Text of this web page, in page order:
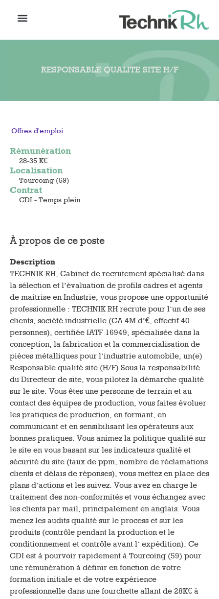
RESPONSABLE QUALITE SITE H/F
Offres d'emploi
Rémunération
28-35 K€
Localisation
Tourcoing (59)
Contrat
CDI - Temps plein
À propos de ce poste
Description
TECHNIK RH, Cabinet de recrutement spécialisé dans
la sélection et l’évaluation de profils cadres et agents
de maitrise en Industrie, vous propose une opportunité
professionnelle : TECHNIK RH recrute pour l’un de ses
clients, société industrielle (CA 4M d’€, effectif 40
personnes), certifiée IATF 16949, spécialisée dans la
conception, la fabrication et la commercialisation de
pièces métalliques pour l’industrie automobile, un(e)
Responsable qualité site (H/F) Sous la responsabilité
du Directeur de site, vous pilotez la démarche qualité
sur le site. Vous êtes une personne de terrain et au
contact des équipes de production, vous faites évoluer
les pratiques de production, en formant, en
communicant et en sensibilisant les opérateurs aux
bonnes pratiques. Vous animez la politique qualité sur
le site en vous basant sur les indicateurs qualité et
sécurité du site (taux de ppm, nombre de réclamations
clients et délais de réponses), vous mettez en place des
plans d’actions et les suivez. Vous avez en charge le
traitement des non-conformités et vous échangez avec
les clients par mail, principalement en anglais. Vous
menez les audits qualité sur le process et sur les
produits (contrôle pendant la production et le
conditionnement et contrôle avant l’ expédition). Ce
CDI est à pourvoir rapidement à Tourcoing (59) pour
une rémunération à définir en fonction de votre
formation initiale et de votre expérience
professionnelle dans une fourchette allant de 28K€ à